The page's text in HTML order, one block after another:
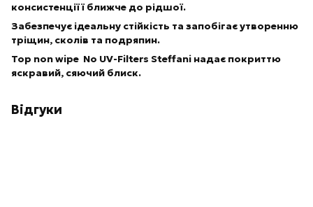
консистенціїї ближче до рідшої.
Забезпечує ідеальну стійкість та запобігає утворенню
тріщин, сколів та подряпин.
Top non wipe No UV-Filters Steffani надає покриттю
яскравий, сяючий блиск.
Відгуки